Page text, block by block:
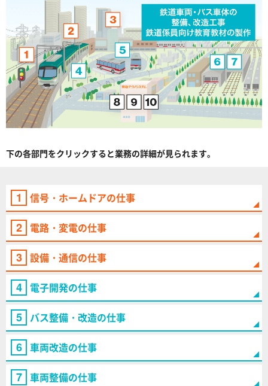
下の各部門をクリックすると業務の詳細が見られます。
1 信号・ホームドアの仕事
2 電路・変電の仕事
3 設備・通信の仕事
4 電子開発の仕事
5 バス整備・改造の仕事
6 車両改造の仕事
7 車両整備の仕事